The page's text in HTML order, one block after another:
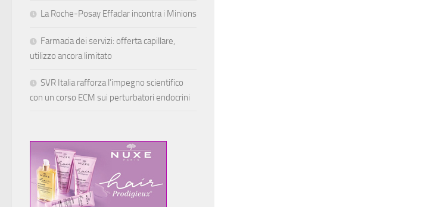
La Roche-Posay Effaclar incontra i Minions
Farmacia dei servizi: offerta capillare,
utilizzo ancora limitato
SVR Italia rafforza l’impegno scientifico
con un corso ECM sui perturbatori endocrini